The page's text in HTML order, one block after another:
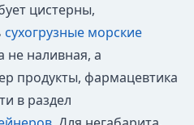
цистерны,
сухогрузные морские
не наливная, а
продукты, фармацевтика
в раздел